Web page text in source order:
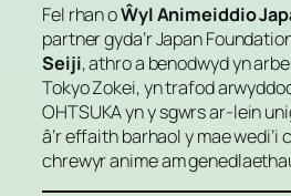
Fel rhan oŴyl Animeiddio
partner gyda’r Japan
Seiji, athro a benodwyd yn
Tokyo Zokei, yn trafod
OHTSUKA yn y sgwrs ar-lein
â’r effaith barhaol y mae wedi’i
chrewyr anime am